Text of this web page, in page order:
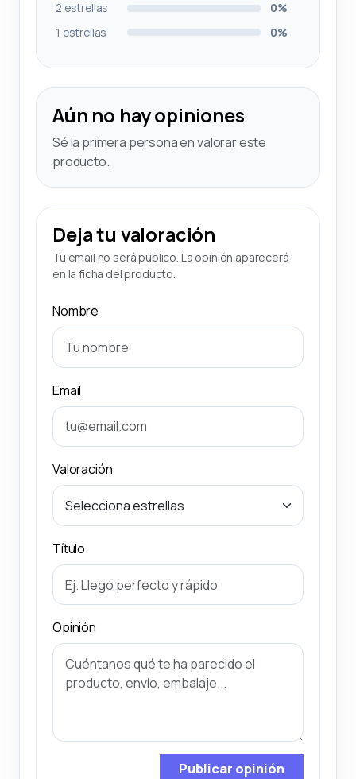
2 estrellas
0%
1 estrellas
0%
Aún no hay opiniones
Sé la primera persona en valorar este
producto.
Deja tu valoración
Tu email no será público. La opinión aparecerá
en la ficha del producto.
Nombre
Email
Valoración
Título
Opinión
Publicar opinión